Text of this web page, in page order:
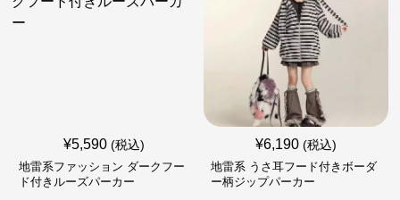
¥5,590 (税込)
地雷系ファッション ダークフー
ド付きルーズパーカー
¥6,190 (税込)
地雷系 うさ耳フード付きボーダ
ー柄ジップパーカー